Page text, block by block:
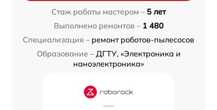
Стаж работы мастером – 5 лет
Выполнено ремонтов – 1 480
Специализация – ремонт роботов-пылесосов
Образование – ДГТУ, «Электроника и
наноэлектроника»